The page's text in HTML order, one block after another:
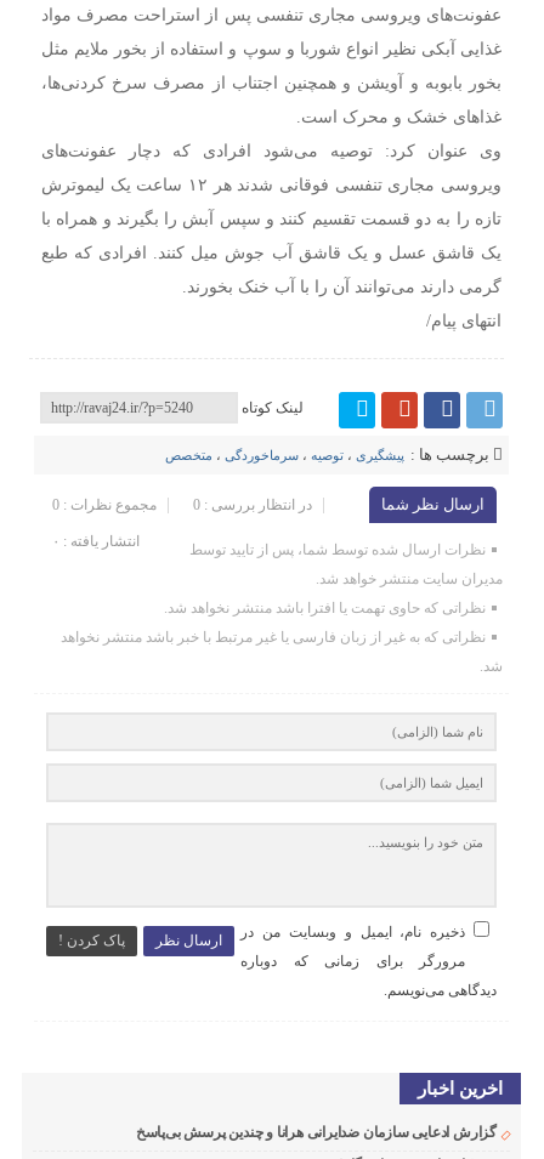
عفونت‌های ویروسی مجاری تنفسی پس از استراحت مصرف مواد
غذایی آبکی نظیر انواع شوربا و سوپ و استفاده از بخور ملایم مثل
بخور بابوبه و آویشن و همچنین اجتناب از مصرف سرخ کردنی‌ها،
غذا‌های خشک و محرک است.
وی عنوان کرد: توصیه می‌شود افرادی که دچار عفونت‌های
ویروسی مجاری تنفسی فوقانی شدند هر ۱۲ ساعت یک لیموترش
تازه را به دو قسمت تقسیم کنند و سپس آبش را بگیرند و همراه با
یک قاشق عسل و یک قاشق آب جوش میل کنند. افرادی که طبع
گرمی دارند می‌توانند آن را با آب خنک بخورند.
انتهای پیام/
لینک کوتاه
برچسب ها : پیشگیری ،توصیه‌ ،سرماخوردگی ، متخصص
ارسال نظر شما مجموع نظرات : 0 در انتظار بررسی : 0
انتشار یافته : ۰
نظرات ارسال شده توسط شما، پس از تایید توسط
مدیران سایت منتشر خواهد شد.
نظراتی که حاوی تهمت یا افترا باشد منتشر نخواهد شد.
نظراتی که به غیر از زبان فارسی یا غیر مرتبط با خبر باشد منتشر نخواهد
شد.
ارسال نظر پاک کردن !
ذخیره نام، ایمیل و وبسایت من در
مرورگر برای زمانی که دوباره
دیدگاهی می‌نویسم.
اخرین اخبار
گزارش ادعایی سازمان ضدایرانی هرانا و چندین پرسش بی‌پاسخ